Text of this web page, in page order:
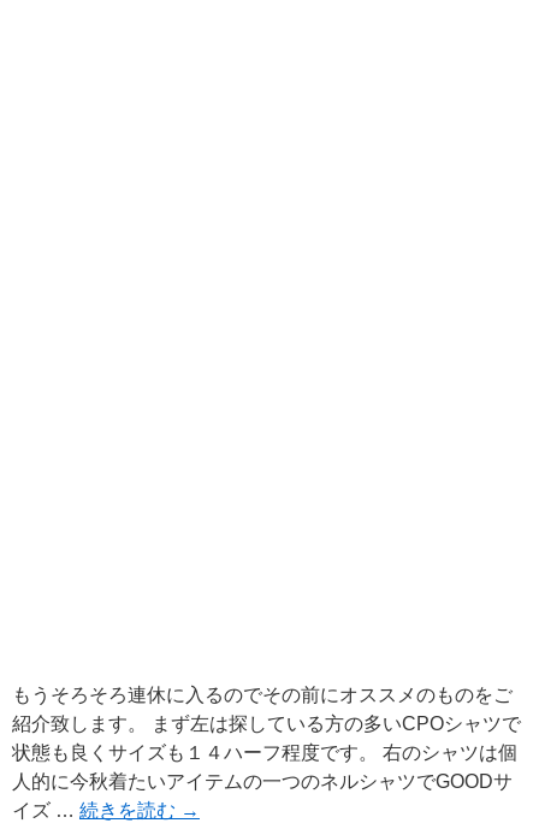
もうそろそろ連休に入るのでその前にオススメのものをご
紹介致します。 まず左は探している方の多いCPOシャツで
状態も良くサイズも１４ハーフ程度です。 右のシャツは個
人的に今秋着たいアイテムの一つのネルシャツでGOODサ
イズ … 続きを読む →